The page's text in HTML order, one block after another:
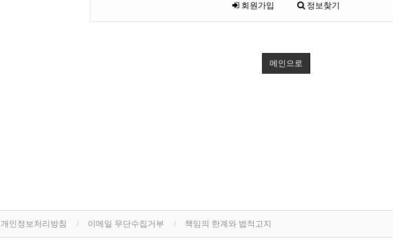
회원가입 정보찾기
메인으로
개인정보처리방침 이메일 무단수집거부 책임의 한계와 법적고지